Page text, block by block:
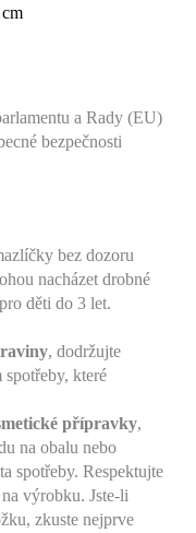
a Rady (EU)
bezpečnosti
bez dozoru
nacházet drobné
děti do 3 let.
, dodržujte
spotřeby, které
přípravky,
na obalu nebo
spotřeby. Respektujte
výrobku. Jste-li
zkuste nejprve